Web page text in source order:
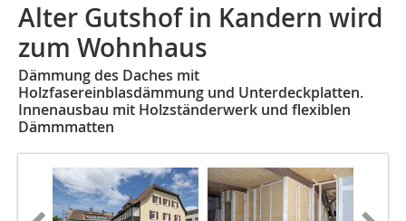
Alter Gutshof in Kandern wird
zum Wohnhaus
Dämmung des Daches mit
Holzfasereinblasdämmung und Unterdeckplatten.
Innenausbau mit Holzständerwerk und flexiblen
Dämmmatten